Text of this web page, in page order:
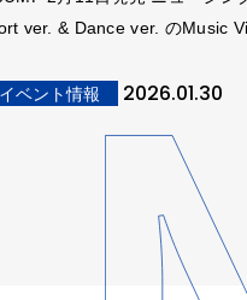
ver. & Dance ver. のMusic
ベント情報 2026.01.30